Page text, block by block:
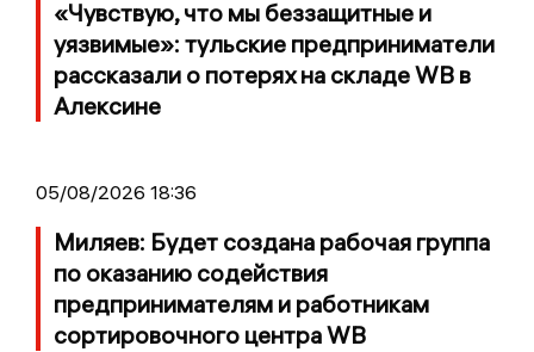
«Чувствую, что мы беззащитные и
уязвимые»: тульские предприниматели
рассказали о потерях на складе WB в
Алексине
05/08/2026 18:36
Миляев: Будет создана рабочая группа
по оказанию содействия
предпринимателям и работникам
сортировочного центра WB